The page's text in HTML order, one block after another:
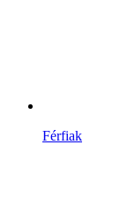
Férfiak